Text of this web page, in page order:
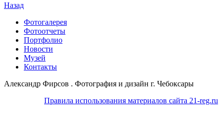
Назад
Фотогалерея
Фотоотчеты
Портфолио
Новости
Музей
Контакты
Александр Фирсов . Фотография и дизайн г. Чебоксары
Правила использования материалов сайта 21-reg.ru